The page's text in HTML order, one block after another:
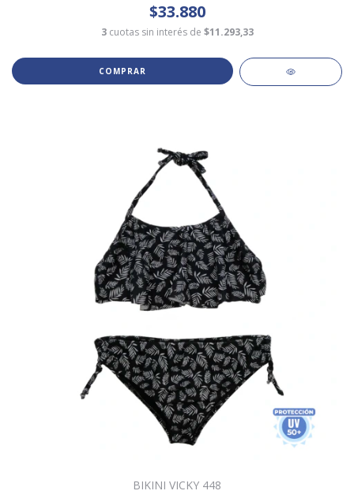
$33.880
3 cuotas sin interés de $11.293,33
COMPRAR
BIKINI VICKY 448